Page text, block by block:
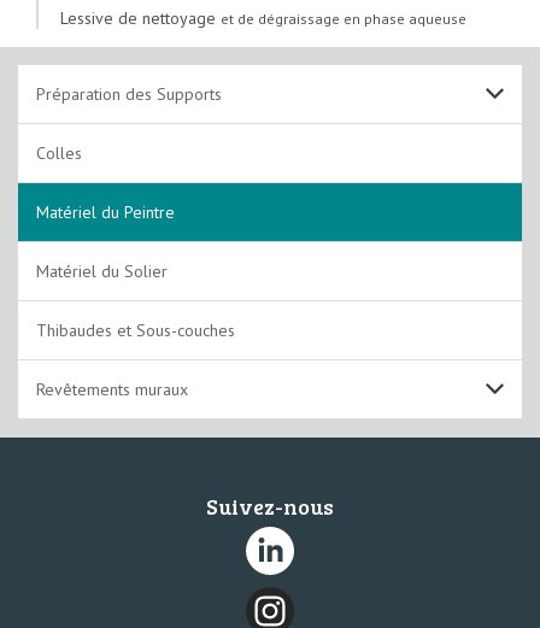
Lessive de nettoyage et de dégraissage en phase aqueuse
Préparation des Supports
Support Sols
Support Murs et Plafonds
Colles
Matériel du Peintre
Matériel du Solier
Thibaudes et Sous-couches
Revêtements muraux
Suivez-nous